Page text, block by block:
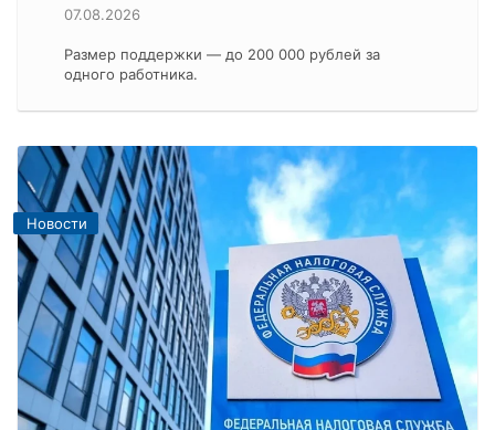
07.08.2026
Размер поддержки — до 200 000 рублей за
одного работника.
Новости